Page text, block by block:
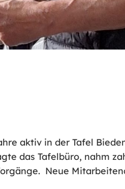
aktiv in der Tafel
das Tafelbüro, nahm
Neue